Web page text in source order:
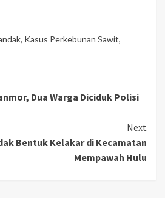
, Kasus Perkebunan Sawit,
Dua Warga Diciduk Polisi
Next
Bentuk Kelakar di Kecamatan
Mempawah Hulu